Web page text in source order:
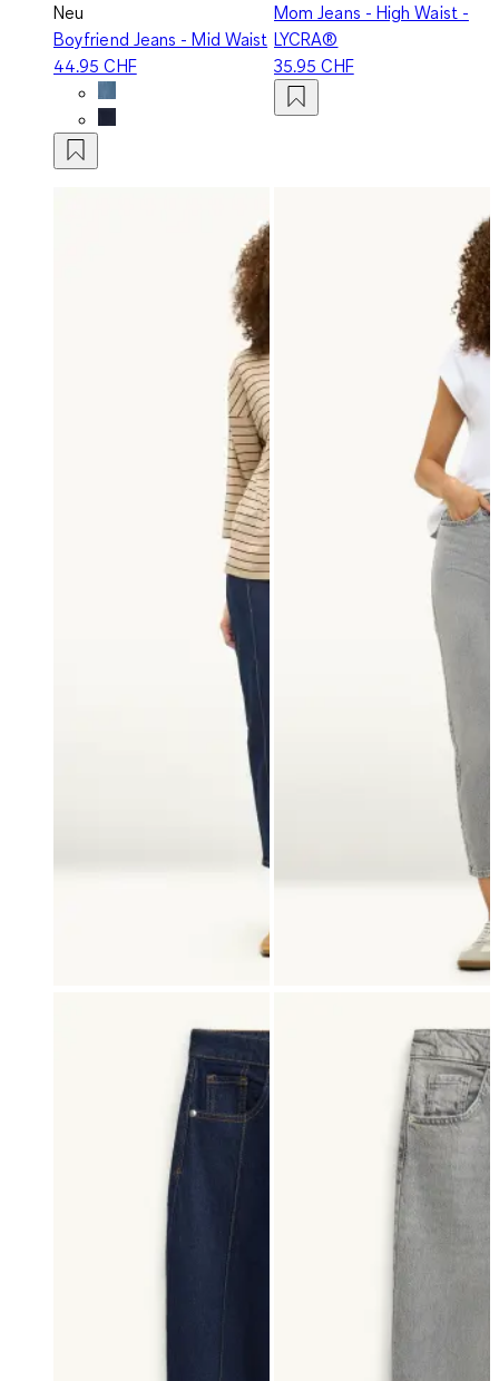
Neu
Boyfriend Jeans - Mid Waist
44.95 CHF
Mom Jeans - High Waist -
LYCRA®
35.95 CHF